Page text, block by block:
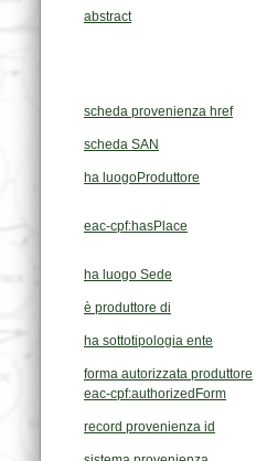
abstract
scheda provenienza href
scheda SAN
ha luogoProduttore
eac-cpf:hasPlace
ha luogo Sede
è produttore di
ha sottotipologia ente
forma autorizzata produttore
eac-cpf:authorizedForm
record provenienza id